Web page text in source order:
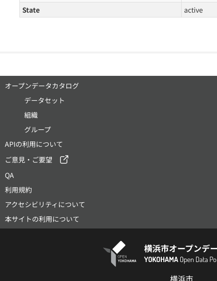
State
active
オープンデータカタログ
データセット
組織
グループ
APIの利用について
ご意見・ご要望
QA
利用規約
アクセシビリティについて
本サイトの利用について
横浜市